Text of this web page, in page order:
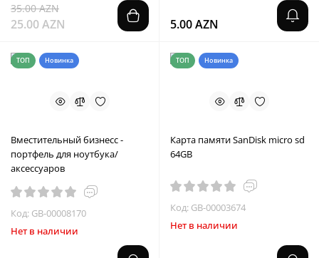
35.00 AZN
25.00 AZN 5.00 AZN
ТОП Новинка
Вместительный бизнесс -
портфель для ноутбука/
аксессуаров
Код: GB-00008170
Нет в наличии
ТОП Новинка
Карта памяти SanDisk micro sd
64GB
Код: GB-00003674
Нет в наличии